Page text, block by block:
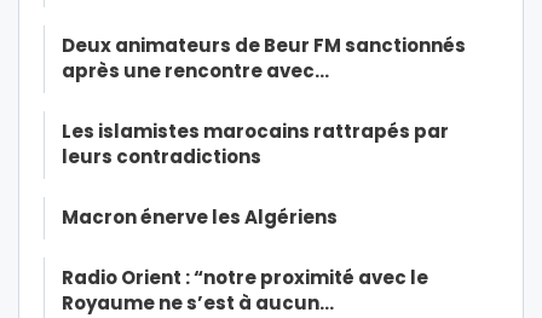
Deux animateurs de Beur FM sanctionnés
après une rencontre avec…
Les islamistes marocains rattrapés par
leurs contradictions
Macron énerve les Algériens
Radio Orient : “notre proximité avec le
Royaume ne s’est à aucun…